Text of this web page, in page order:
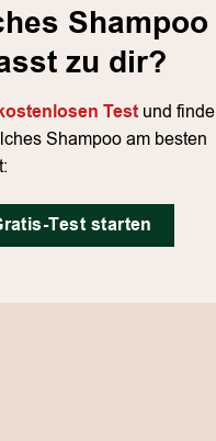
Shampoo
zu dir?
Testund finde
Shampoo am besten
Test starten